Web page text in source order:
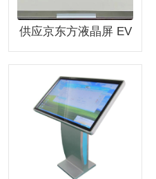
供应京东方液晶屏 EV